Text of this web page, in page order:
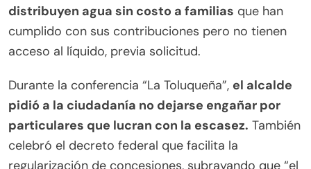
distribuyen agua sin costo a familias que han
cumplido con sus contribuciones pero no tienen
acceso al líquido, previa solicitud.
Durante la conferencia “La Toluqueña”, el alcalde
pidió a la ciudadanía no dejarse engañar por
particulares que lucran con la escasez. También
celebró el decreto federal que facilita la
regularización de concesiones, subrayando que “el